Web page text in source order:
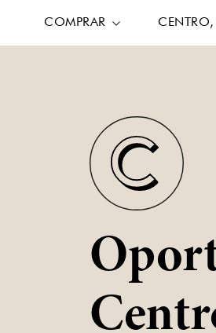
COMPRAR